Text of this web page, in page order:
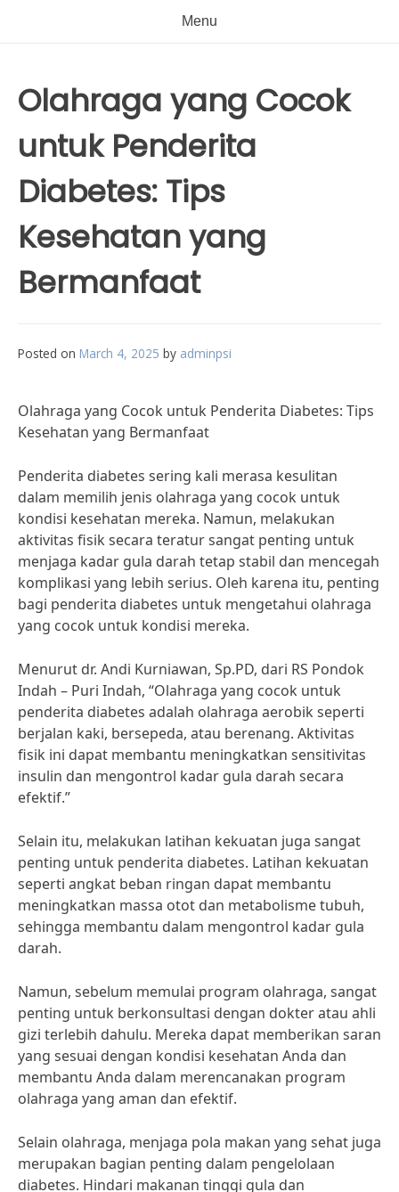
Menu
Olahraga yang Cocok
untuk Penderita
Diabetes: Tips
Kesehatan yang
Bermanfaat
Posted on March 4, 2025 by adminpsi
Olahraga yang Cocok untuk Penderita Diabetes: Tips
Kesehatan yang Bermanfaat
Penderita diabetes sering kali merasa kesulitan
dalam memilih jenis olahraga yang cocok untuk
kondisi kesehatan mereka. Namun, melakukan
aktivitas fisik secara teratur sangat penting untuk
menjaga kadar gula darah tetap stabil dan mencegah
komplikasi yang lebih serius. Oleh karena itu, penting
bagi penderita diabetes untuk mengetahui olahraga
yang cocok untuk kondisi mereka.
Menurut dr. Andi Kurniawan, Sp.PD, dari RS Pondok
Indah – Puri Indah, “Olahraga yang cocok untuk
penderita diabetes adalah olahraga aerobik seperti
berjalan kaki, bersepeda, atau berenang. Aktivitas
fisik ini dapat membantu meningkatkan sensitivitas
insulin dan mengontrol kadar gula darah secara
efektif.”
Selain itu, melakukan latihan kekuatan juga sangat
penting untuk penderita diabetes. Latihan kekuatan
seperti angkat beban ringan dapat membantu
meningkatkan massa otot dan metabolisme tubuh,
sehingga membantu dalam mengontrol kadar gula
darah.
Namun, sebelum memulai program olahraga, sangat
penting untuk berkonsultasi dengan dokter atau ahli
gizi terlebih dahulu. Mereka dapat memberikan saran
yang sesuai dengan kondisi kesehatan Anda dan
membantu Anda dalam merencanakan program
olahraga yang aman dan efektif.
Selain olahraga, menjaga pola makan yang sehat juga
merupakan bagian penting dalam pengelolaan
diabetes. Hindari makanan tinggi gula dan